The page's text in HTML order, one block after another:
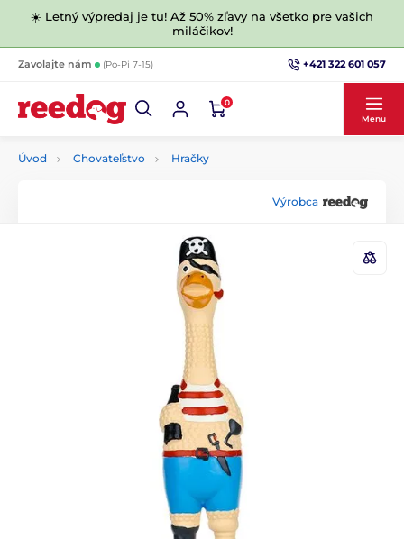
☀️ Letný výpredaj je tu! Až 50% zľavy na všetko pre vašich
miláčikov!
Zavolajte nám (Po-Pi 7-15) +421 322 601 057
0
Menu
Úvod Chovateľstvo Hračky
Výrobca